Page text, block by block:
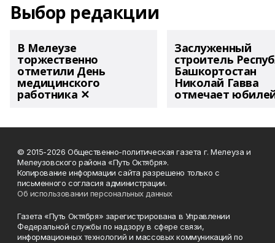
Выбор редакции
В Мелеузе
торжественно
отметили День
медицинского
работника ✕
Заслуженный
строитель
Башкортостан
Николай Гавва
отмечает
© 2015-2026 Общественно-политическая газета г. Мелеуза и
Мелеузовского района «Путь Октября».
Копирование информации сайта разрешено только с
письменного согласия администрации.
Об использовании персональных данных
Газета «Путь Октября» зарегистрирована в Управлении
Федеральной службы по надзору в сфере связи,
информационных технологий и массовых коммуникаций по